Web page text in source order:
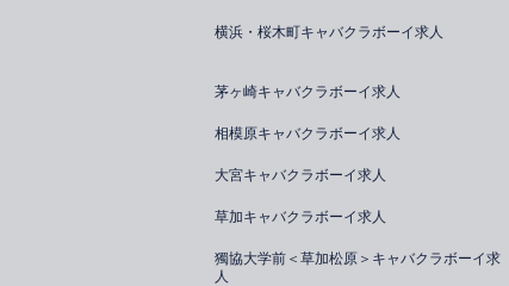
横浜・桜木町キャバクラボーイ求人
茅ヶ崎キャバクラボーイ求人
相模原キャバクラボーイ求人
大宮キャバクラボーイ求人
草加キャバクラボーイ求人
獨協大学前＜草加松原＞キャバクラボーイ求
人